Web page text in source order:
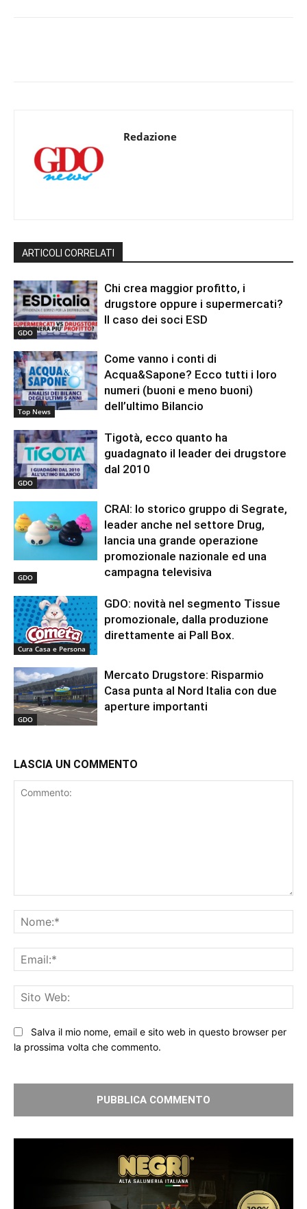
Redazione
ARTICOLI CORRELATI
GDO
Chi crea maggior profitto, i
drugstore oppure i supermercati?
Il caso dei soci ESD
Top News
Come vanno i conti di
Acqua&Sapone? Ecco tutti i loro
numeri (buoni e meno buoni)
dell’ultimo Bilancio
GDO
Tigotà, ecco quanto ha
guadagnato il leader dei drugstore
dal 2010
GDO
CRAI: lo storico gruppo di Segrate,
leader anche nel settore Drug,
lancia una grande operazione
promozionale nazionale ed una
campagna televisiva
Cura Casa e Persona
GDO: novità nel segmento Tissue
promozionale, dalla produzione
direttamente ai Pall Box.
GDO
Mercato Drugstore: Risparmio
Casa punta al Nord Italia con due
aperture importanti
LASCIA UN COMMENTO
Salva il mio nome, email e sito web in questo browser per
la prossima volta che commento.